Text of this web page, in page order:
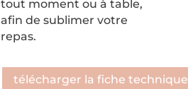
tout moment ou à table,
afin de sublimer votre
repas.
télécharger la fiche technique